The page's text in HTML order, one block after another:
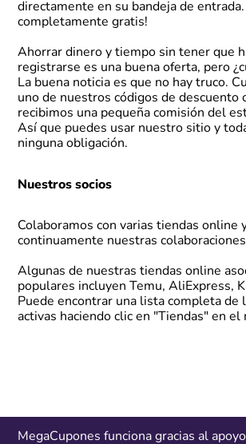
directamente en su bandeja de entrada.
completamente gratis!
Ahorrar dinero y tiempo sin tener que
registrarse es una buena oferta, pero
La buena noticia es que no hay truco.
uno de nuestros códigos de descuento
recibimos una pequeña comisión del
Así que puedes usar nuestro sitio y
ninguna obligación.
Nuestros socios
Colaboramos con varias tiendas online
continuamente nuestras
Algunas de nuestras tiendas online
populares incluyen Temu, AliExpress,
Puede encontrar una lista completa de
activas haciendo clic en "Tiendas" en el
MegaCupones funciona gracias al